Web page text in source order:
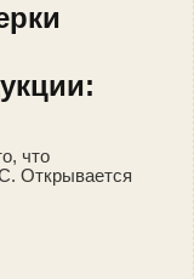
что
Открывается